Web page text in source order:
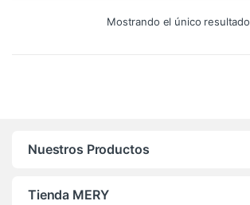
Mostrando el único resultado
Nuestros Productos
Tienda MERY